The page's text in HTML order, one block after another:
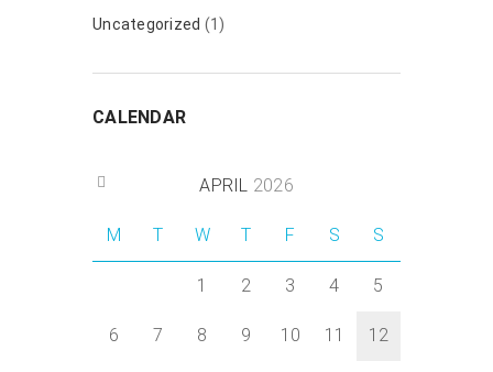
Uncategorized (1)
CALENDAR
APRIL 2026
M T W T F S S
1 2 3 4 5
6 7 8 9 10 11 12